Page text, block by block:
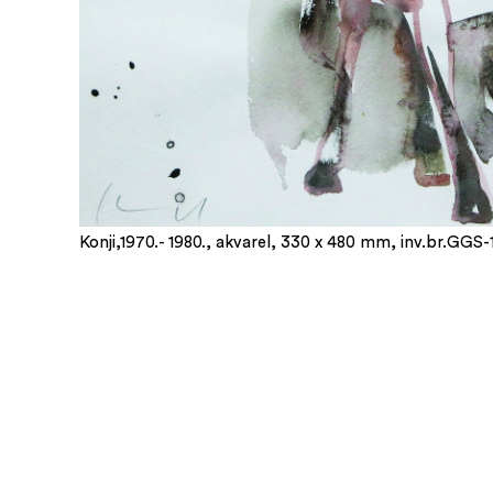
Konji,1970.- 1980., akvarel, 330 x 480 mm, inv.br.GGS-